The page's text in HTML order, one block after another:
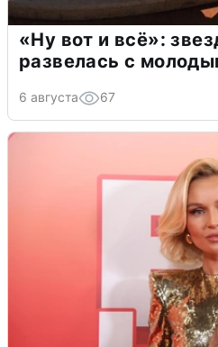
«Ну вот и всё»:
развелась с
6 августа 67